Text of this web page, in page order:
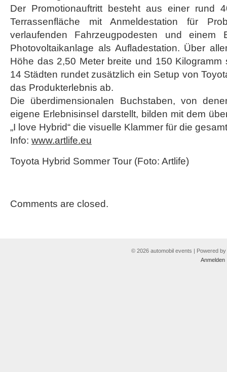
Der Promotionauftritt besteht aus einer rund
Terrassenfläche mit Anmeldestation für
verlaufenden Fahrzeugpodesten und einem
Photovoltaikanlage als Aufladestation. Über
Höhe das 2,50 Meter breite und 150 Kilogramm
14 Städten rundet zusätzlich ein Setup von
das Produkterlebnis ab.
Die überdimensionalen Buchstaben, von
eigene Erlebnisinsel darstellt, bilden mit dem
„I love Hybrid“ die visuelle Klammer für die
Info: www.artlife.eu
Toyota Hybrid Sommer Tour (Foto: Artlife)
Comments are closed.
© 2026 automobil events | Powered by
Anmelden|